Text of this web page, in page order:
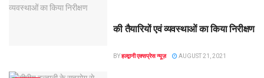
की तैयारियों एवं व्यवस्थाओं का किया निरीक्षण
BYहल्द्वानी एक्सप्रेस न्यूज़ AUGUST 21, 2021